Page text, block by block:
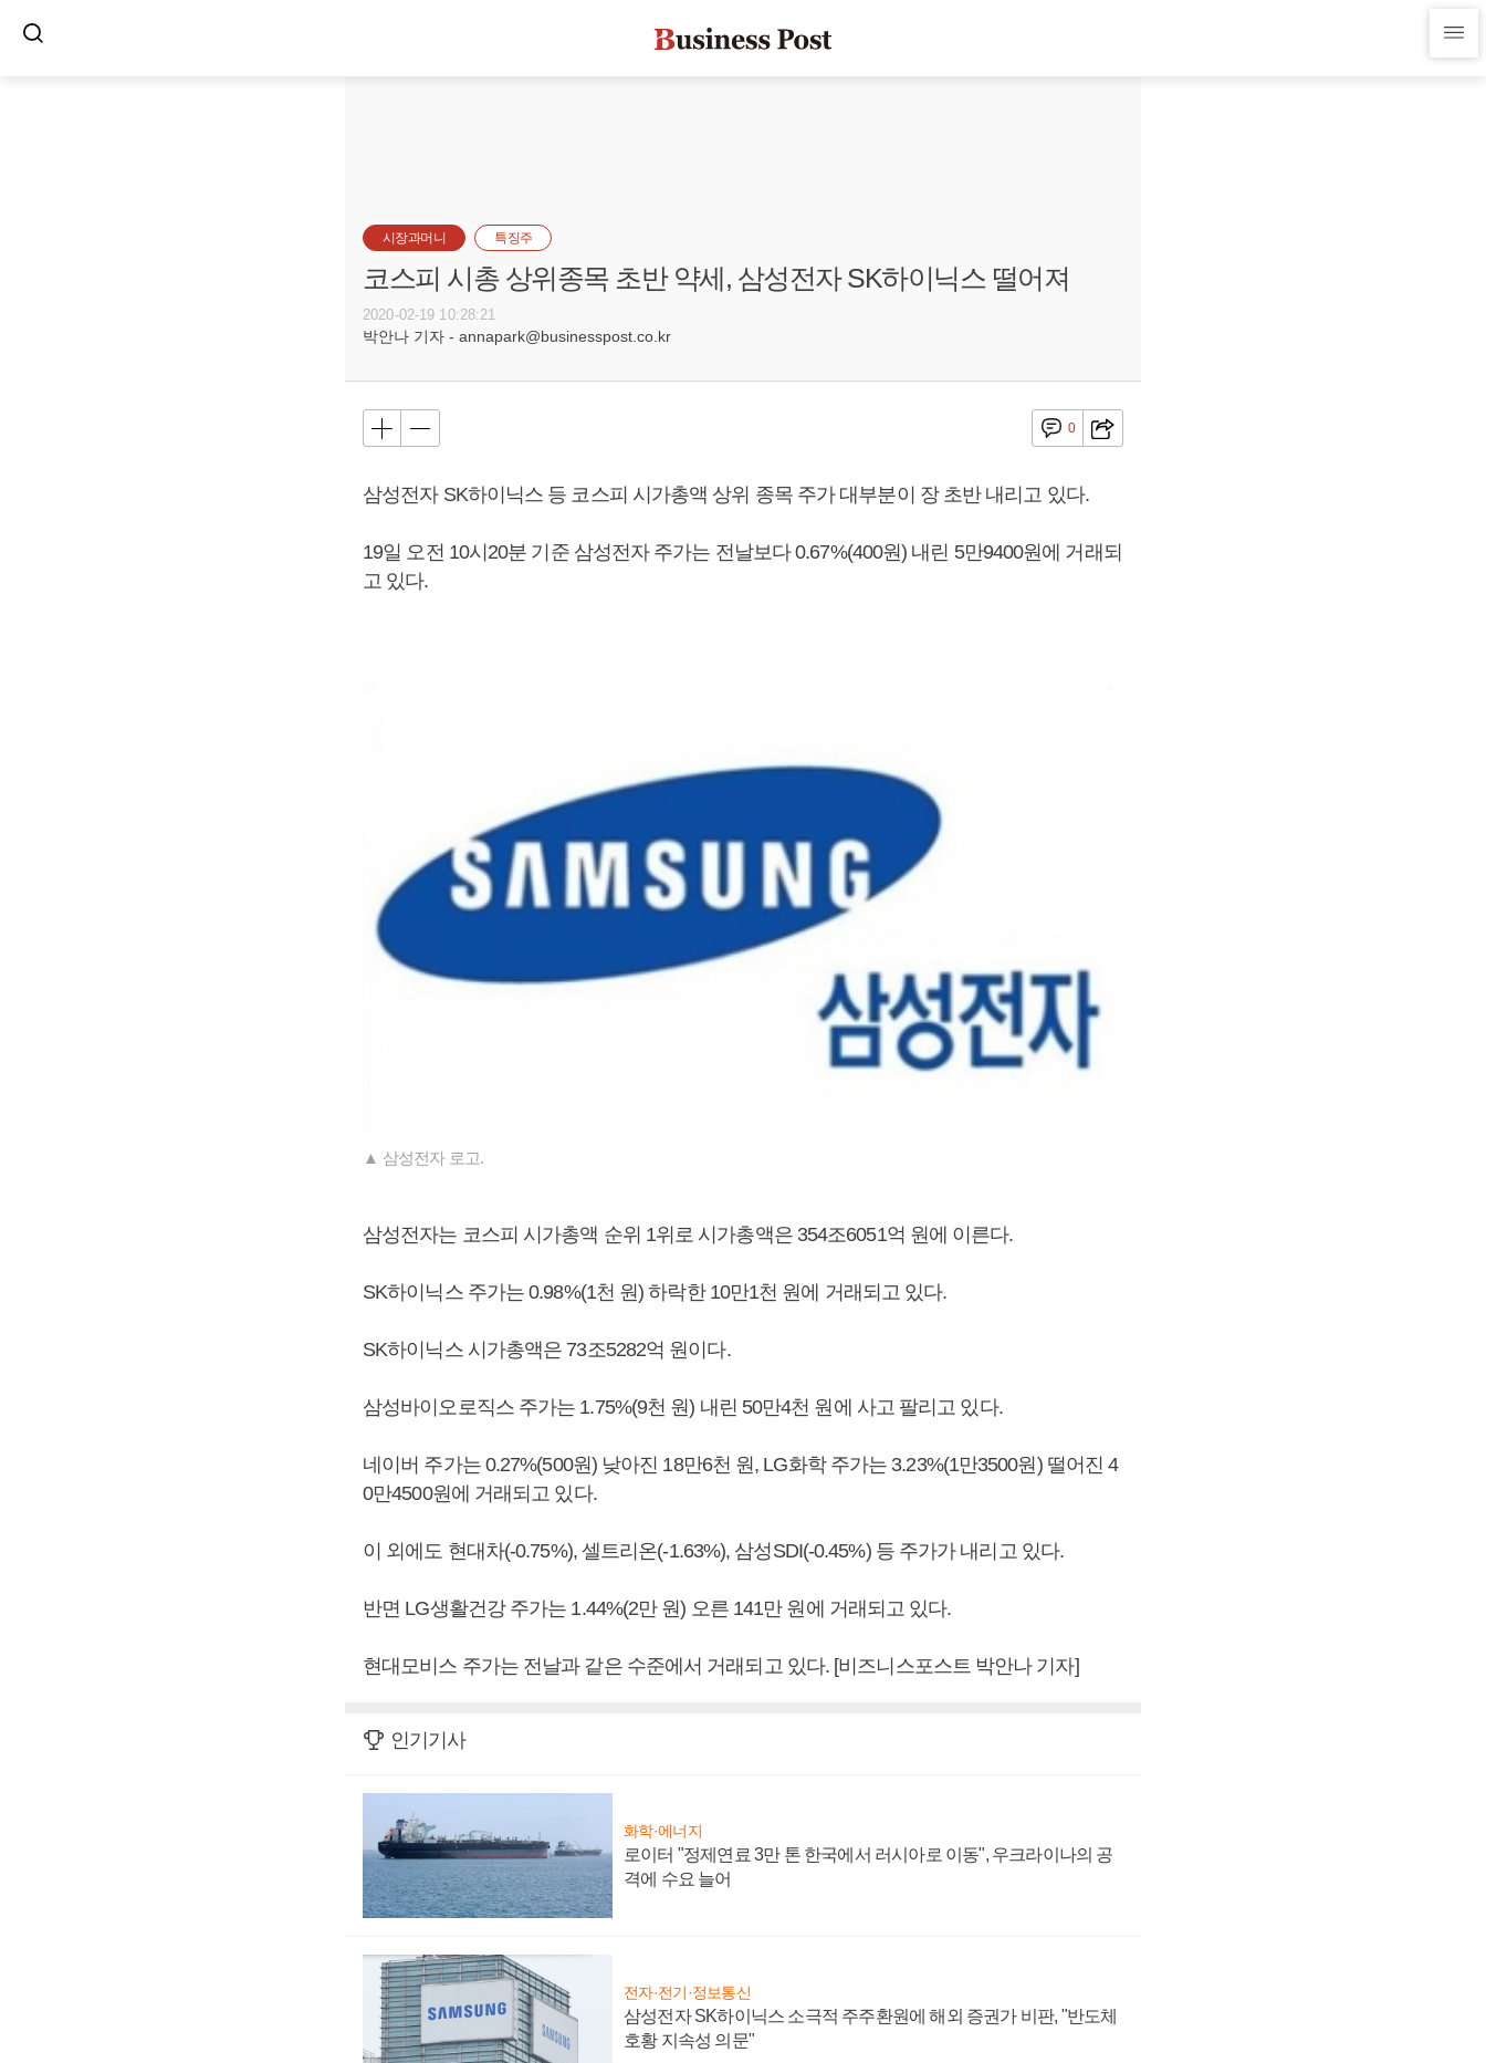
시장과머니 특징주
코스피 시총 상위종목 초반 약세, 삼성전자 SK하이닉스 떨어져
2020-02-19 10:28:21
박안나 기자 - annapark@businesspost.co.kr
0
삼성전자 SK하이닉스 등 코스피 시가총액 상위 종목 주가 대부분이 장 초반 내리고 있다.
19일 오전 10시20분 기준 삼성전자 주가는 전날보다 0.67%(400원) 내린 5만9400원에 거래되
고 있다.
▲ 삼성전자 로고.
삼성전자는 코스피 시가총액 순위 1위로 시가총액은 354조6051억 원에 이른다.
SK하이닉스 주가는 0.98%(1천 원) 하락한 10만1천 원에 거래되고 있다.
SK하이닉스 시가총액은 73조5282억 원이다.
삼성바이오로직스 주가는 1.75%(9천 원) 내린 50만4천 원에 사고 팔리고 있다.
네이버 주가는 0.27%(500원) 낮아진 18만6천 원, LG화학 주가는 3.23%(1만3500원) 떨어진 4
0만4500원에 거래되고 있다.
이 외에도 현대차(-0.75%), 셀트리온(-1.63%), 삼성SDI(-0.45%) 등 주가가 내리고 있다.
반면 LG생활건강 주가는 1.44%(2만 원) 오른 141만 원에 거래되고 있다.
현대모비스 주가는 전날과 같은 수준에서 거래되고 있다. [비즈니스포스트 박안나 기자]
인기기사
화학·에너지
로이터 "정제연료 3만 톤 한국에서 러시아로 이동", 우크라이나의 공
격에 수요 늘어
전자·전기·정보통신
삼성전자 SK하이닉스 소극적 주주환원에 해외 증권가 비판, "반도체
호황 지속성 의문"